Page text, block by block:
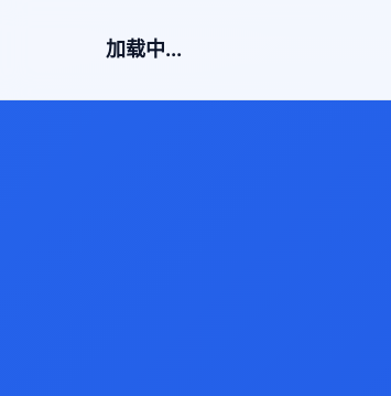
加载中...